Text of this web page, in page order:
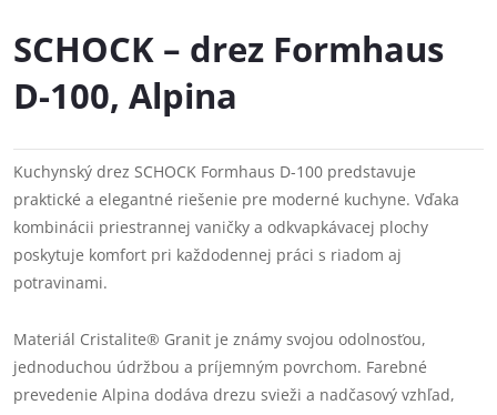
SCHOCK – drez Formhaus
D-100, Alpina
Kuchynský drez SCHOCK Formhaus D-100 predstavuje
praktické a elegantné riešenie pre moderné kuchyne. Vďaka
kombinácii priestrannej vaničky a odkvapkávacej plochy
poskytuje komfort pri každodennej práci s riadom aj
potravinami.
Materiál Cristalite® Granit je známy svojou odolnosťou,
jednoduchou údržbou a príjemným povrchom. Farebné
prevedenie Alpina dodáva drezu svieži a nadčasový vzhľad,